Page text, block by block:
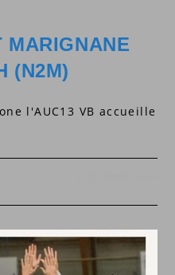
MARIGNANE
(N2M)
l'AUC13 VB accueille